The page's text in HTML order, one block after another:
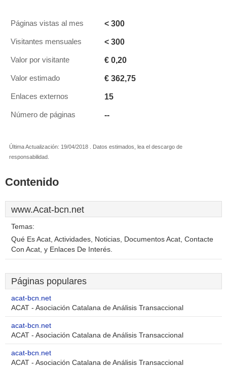
Páginas vistas al mes < 300
Visitantes mensuales < 300
Valor por visitante € 0,20
Valor estimado € 362,75
Enlaces externos 15
Número de páginas --
Última Actualización: 19/04/2018 . Datos estimados, lea el descargo de
responsabilidad.
Contenido
www.Acat-bcn.net
Temas:
Qué Es Acat, Actividades, Noticias, Documentos Acat, Contacte
Con Acat, y Enlaces De Interés.
Páginas populares
acat-bcn.net
ACAT - Asociación Catalana de Análisis Transaccional
acat-bcn.net
ACAT - Asociación Catalana de Análisis Transaccional
acat-bcn.net
ACAT - Asociación Catalana de Análisis Transaccional